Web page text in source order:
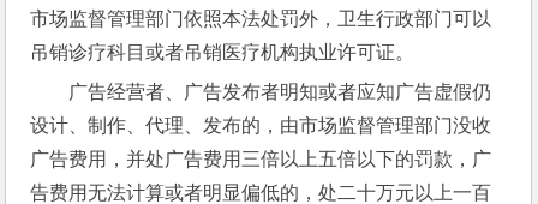
市场监督管理部门依照本法处罚外，卫生行政部门可以
吊销诊疗科目或者吊销医疗机构执业许可证。
广告经营者、广告发布者明知或者应知广告虚假仍
设计、制作、代理、发布的，由市场监督管理部门没收
广告费用，并处广告费用三倍以上五倍以下的罚款，广
告费用无法计算或者明显偏低的，处二十万元以上一百